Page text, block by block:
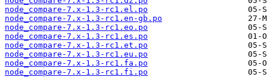
node_compare-7.x-1.3-rc1.el.po
node_compare-7.x-1.3-rc1.en-gb.po
node_compare-7.x-1.3-rc1.eo.po
node_compare-7.x-1.3-rc1.es.po
node_compare-7.x-1.3-rc1.et.po
node_compare-7.x-1.3-rc1.eu.po
node_compare-7.x-1.3-rc1.fa.po
node_compare-7.x-1.3-rc1.fi.po